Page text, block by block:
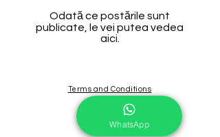
Odată ce postările sunt
publicate, le vei putea vedea
aici.
Terms and Conditions
Privacy Policy
WhatsApp